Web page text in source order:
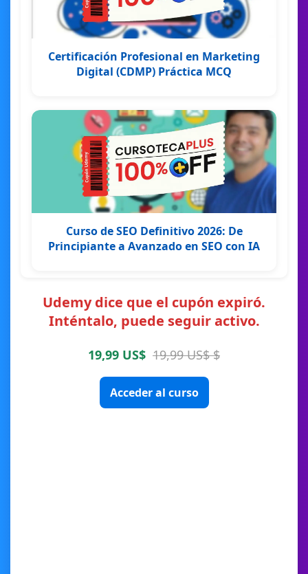
Certificación Profesional en Marketing
Digital (CDMP) Práctica MCQ
Curso de SEO Definitivo 2026: De
Principiante a Avanzado en SEO con IA
Udemy dice que el cupón expiró.
Inténtalo, puede seguir activo.
19,99 US$ 19,99 US$ $
Acceder al curso